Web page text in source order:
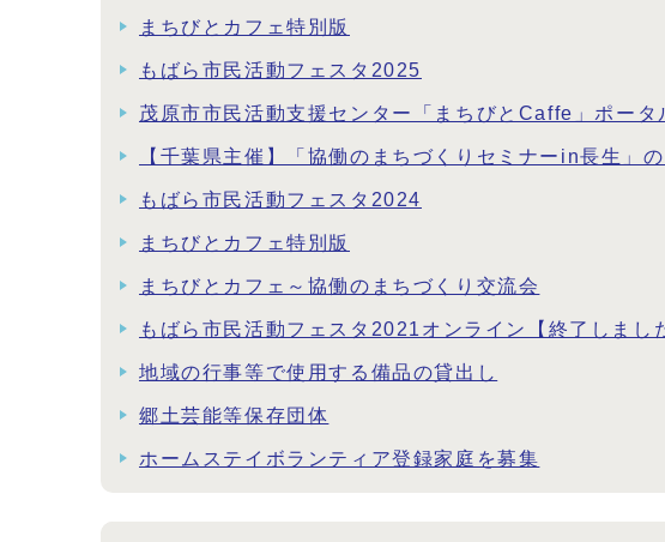
まちびとカフェ特別版
もばら市民活動フェスタ2025
茂原市市民活動支援センター「まちびとCaffe」ポータ
【千葉県主催】「協働のまちづくりセミナーin長生」
もばら市民活動フェスタ2024
まちびとカフェ特別版
まちびとカフェ～協働のまちづくり交流会
もばら市民活動フェスタ2021オンライン【終了しまし
地域の行事等で使用する備品の貸出し
郷土芸能等保存団体
ホームステイボランティア登録家庭を募集